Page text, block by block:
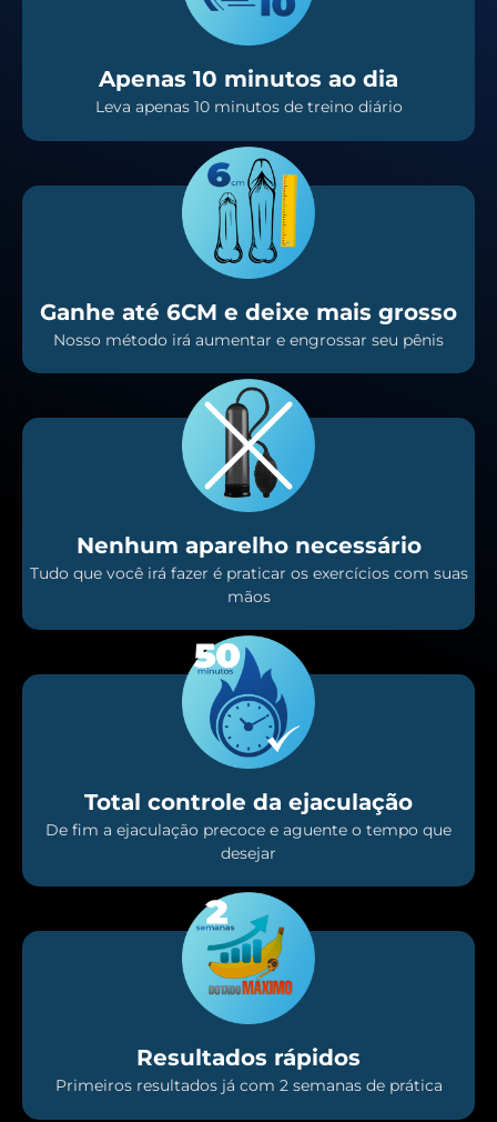
Apenas 10 minutos ao dia
Leva apenas 10 minutos de treino diário
Ganhe até 6CM e deixe mais grosso
Nosso método irá aumentar e engrossar seu pênis
Nenhum aparelho necessário
Tudo que você irá fazer é praticar os exercícios com suas
mãos
Total controle da ejaculação
De fim a ejaculação precoce e aguente o tempo que
desejar
Resultados rápidos
Primeiros resultados já com 2 semanas de prática